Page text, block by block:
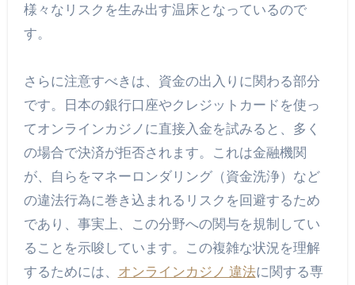
様々なリスクを生み出す温床となっているので
す。
さらに注意すべきは、資金の出入りに関わる部分
です。日本の銀行口座やクレジットカードを使っ
てオンラインカジノに直接入金を試みると、多く
の場合で決済が拒否されます。これは金融機関
が、自らをマネーロンダリング（資金洗浄）など
の違法行為に巻き込まれるリスクを回避するため
であり、事実上、この分野への関与を規制してい
ることを示唆しています。この複雑な状況を理解
するためには、 オンラインカジノ 違法に関する専